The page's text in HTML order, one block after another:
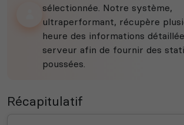
sélectionnée. Notre système,
ultraperformant, récupère
heure des informations
serveur afin de fournir des
poussées.
Récapitulatif